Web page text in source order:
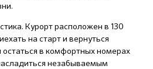
Курорт расположен в 130
на старт и вернуться
в комфортных номерах
незабываемым